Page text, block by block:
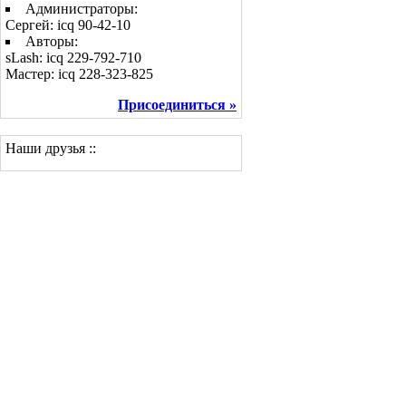
Администраторы:
Сергей: icq 90-42-10
Авторы:
sLash: icq 229-792-710
Мастер: icq 228-323-825
Присоединиться »
Наши друзья ::